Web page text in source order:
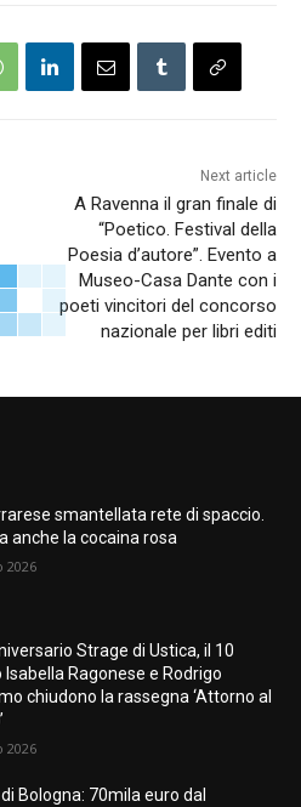
Next article
A Ravenna il gran finale di
“Poetico. Festival della
Poesia d’autore”. Evento a
Museo-Casa Dante con i
poeti vincitori del concorso
nazionale per libri editi
smantellata rete di spaccio.
anche la cocaina rosa
2026
Strage di Ustica, il 10
Isabella Ragonese e Rodrigo
chiudono la rassegna ‘Attorno al
2026
Bologna: 70mila euro dal